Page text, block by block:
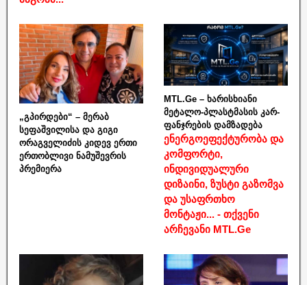
„გპირდები“ – მერაბ
სეფაშვილისა და გიგი
ორაგველიძის კიდევ ერთი
ერთობლივი ნამუშევრის
პრემიერა
MTL.Ge – ხარისხიანი
მეტალო-პლასტმასის კარ-
ფანჯრების დამზადება
ენერგოეფექტურობა და
კომფორტი,
ინდივიდუალური
დიზაინი, ზუსტი გაზომვა
და უსაფრთხო
მონტაჟი... - თქვენი
არჩევანი MTL.Ge